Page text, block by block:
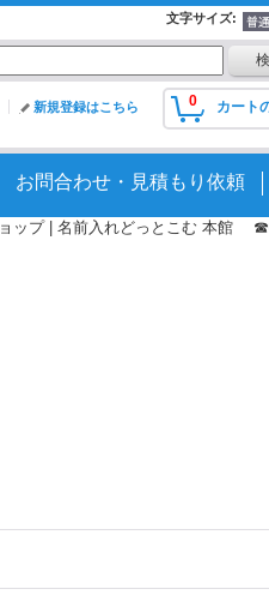
文字サイズ:
0 カート
新規登録はこちら
お問合わせ・見積もり依頼
ョップ | 名前入れどっとこむ 本館